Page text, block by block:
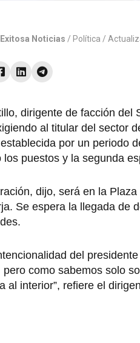
Exitosa Noticias / Política /
dirigente de facción del
al titular del sector
por un periodo
los puestos y la segunda
dijo, será en la
Se espera la llegada de
del
pero como sabemos solo
al interior”, refiere el